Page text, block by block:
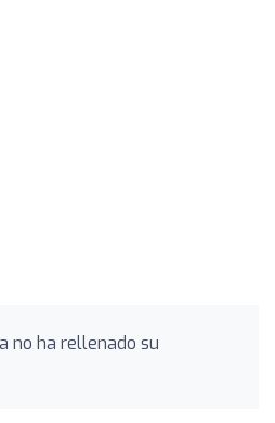
no ha rellenado su